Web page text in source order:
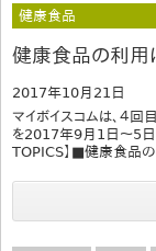
健康食品
健康食品の利用
2017年10月21日
マイボイスコムは、４回
を2017年9月1日～5日
TOPICS】■健康食品